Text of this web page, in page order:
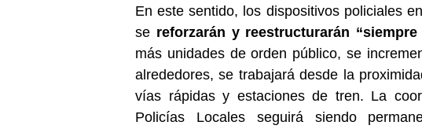
En este sentido, los dispositivos policiales
se reforzarán y reestructurarán
más unidades de orden público, se
alrededores, se trabajará desde la
vías rápidas y estaciones de tren. La
Policías Locales seguirá siendo